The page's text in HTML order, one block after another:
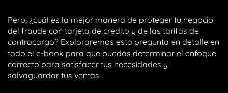
Pero, ¿cuál es la mejor manera de proteger tu negocio
del fraude con tarjeta de crédito y de las tarifas de
contracargo? Exploraremos esta pregunta en detalle en
todo el e-book para que puedas determinar el enfoque
correcto para satisfacer tus necesidades y
salvaguardar tus ventas.